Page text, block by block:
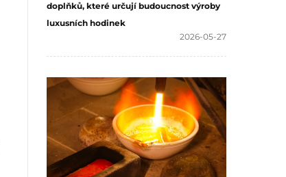
doplňků, které určují budoucnost výroby
luxusních hodinek
2026-05-27